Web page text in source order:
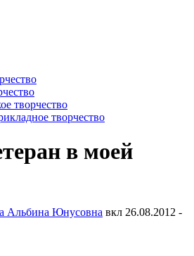
творчество
творчество
в моей
Альбина Юнусовна вкл 26.08.2012 -